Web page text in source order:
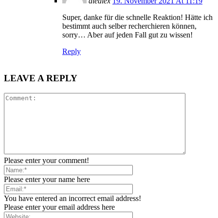
Super, danke für die schnelle Reaktion! Hätte ich
bestimmt auch selber recherchieren können,
sorry… Aber auf jeden Fall gut zu wissen!
Reply
LEAVE A REPLY
Please enter your comment!
Please enter your name here
You have entered an incorrect email address!
Please enter your email address here